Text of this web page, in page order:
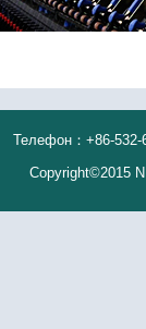
Телефон：+86-532-
Copyright©2015